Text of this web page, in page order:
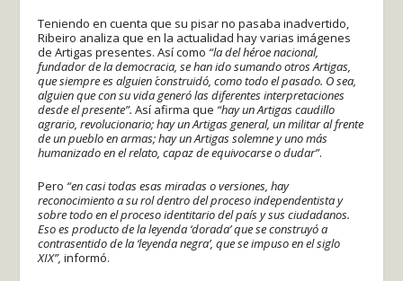
Teniendo en cuenta que su pisar no pasaba inadvertido,
Ribeiro analiza que en la actualidad hay varias imágenes
de Artigas presentes. Así como “la del héroe nacional,
fundador de la democracia, se han ido sumando otros Artigas,
que siempre es alguien ´construido´, como todo el pasado. O sea,
alguien que con su vida generó las diferentes interpretaciones
desde el presente”.Así afirma que “hay un Artigas caudillo
agrario, revolucionario; hay un Artigas general, un militar al frente
de un pueblo en armas; hay un Artigas solemne y uno más
humanizado en el relato, capaz de equivocarse o dudar”.
Pero “en casi todas esas miradas o versiones, hay
reconocimiento a su rol dentro del proceso independentista y
sobre todo en el proceso identitario del país y sus ciudadanos.
Eso es producto de la leyenda ‘dorada’ que se construyó a
contrasentido de la ‘leyenda negra’, que se impuso en el siglo
XIX”, informó.